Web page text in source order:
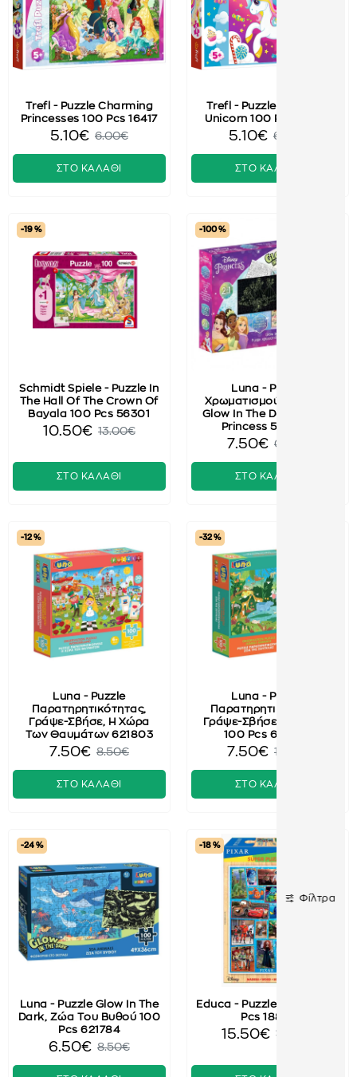
Trefl - Puzzle Charming
Princesses 100 Pcs 16417
5.10€ 6.00€
ΣΤΟ ΚΑΛΑΘΙ
Trefl - Puzzle Beautiful
Unicorn 100 Pcs 16386
5.10€ 6.00€
ΣΤΟ ΚΑΛΑΘΙ
-19 %
Schmidt Spiele - Puzzle In
The Hall Of The Crown Of
Bayala 100 Pcs 56301
10.50€ 13.00€
ΣΤΟ ΚΑΛΑΘΙ
-100 %
Luna - Puzzle
Χρωματισμού 2 Όψεων
Glow In The Dark Disney
Princess 563998
7.50€ 0.00€
ΣΤΟ ΚΑΛΑΘΙ
-12 %
Luna - Puzzle
Παρατηρητικότητας,
Γράψε-Σβήσε, Η Χώρα
Των Θαυμάτων 621803
7.50€ 8.50€
ΣΤΟ ΚΑΛΑΘΙ
-32 %
Luna - Puzzle
Παρατηρητικότητας,
Γράψε-Σβήσε, Ζούγκλα
100 Pcs 621804
7.50€ 11.00€
ΣΤΟ ΚΑΛΑΘΙ
-24 %
Luna - Puzzle Glow In The
Dark, Ζώα Του Βυθού 100
Pcs 621784
6.50€ 8.50€
-18 %
Educa - Puzzle Disney 100
Pcs 18881
15.50€ 19.00€
Φίλτρα